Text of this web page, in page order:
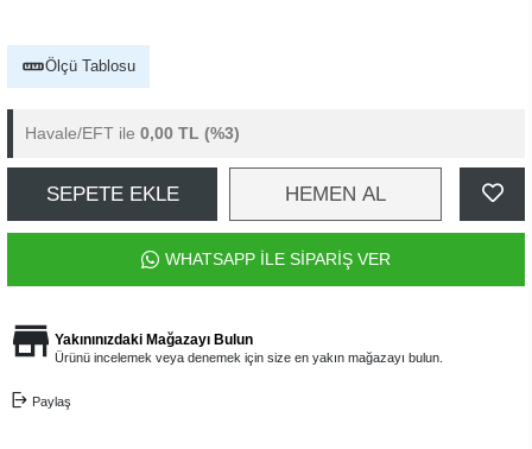
Ölçü Tablosu
Havale/EFT ile 0,00 TL (%3)
SEPETE EKLE HEMEN AL
WHATSAPP İLE SİPARİŞ VER
Yakınınızdaki Mağazayı Bulun
Ürünü incelemek veya denemek için size en yakın mağazayı bulun.
Paylaş